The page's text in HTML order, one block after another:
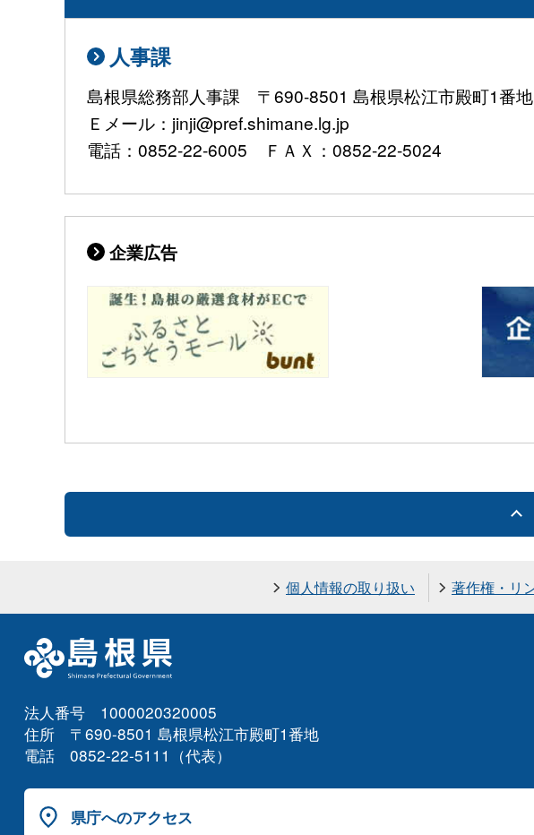
人事課
島根県総務部人事課 〒690-8501 島根県松江市殿町1番地
Ｅメール：jinji@pref.shimane.lg.jp
電話：0852-22-6005 ＦＡＸ：0852-22-5024
企業広告
個人情報の取り扱い 著作権・リ
法人番号 1000020320005
住所 〒690-8501 島根県松江市殿町1番地
電話 0852-22-5111（代表）
県庁へのアクセス